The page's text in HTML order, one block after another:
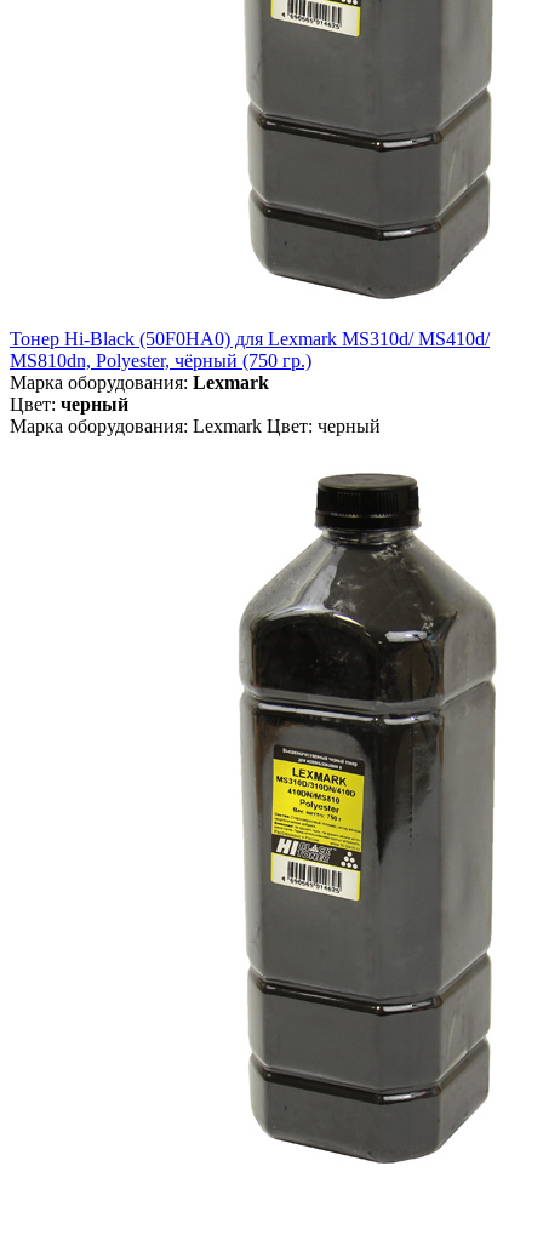
Тонер Hi-Black (50F0HA0) для Lexmark MS310d/ MS410d/
MS810dn, Polyester, чёрный (750 гр.)
Марка оборудования: Lexmark
Цвет: черный
Марка оборудования: Lexmark Цвет: черный